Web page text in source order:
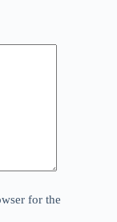
for the